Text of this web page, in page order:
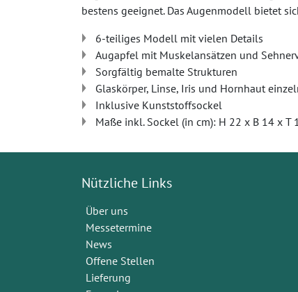
bestens geeignet. Das Augenmodell bietet
6-teiliges Modell mit vielen Details
Augapfel mit Muskelansätzen und
Sorgfältig bemalte Strukturen
Glaskörper, Linse, Iris und Hornhaut
Inklusive Kunststoffsockel
Maße inkl. Sockel (in cm): H 22 x B 14 x T
Nützliche Links
Über uns
Messetermine
News
Offene Stellen
Lieferung